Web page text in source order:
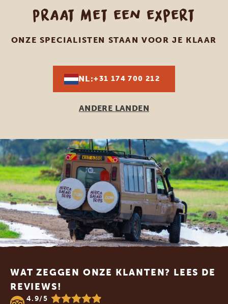
Praat met een expert
ONZE SPECIALISTEN STAAN VOOR JE KLAAR
NL:+31 174 700 212
ANDERE LANDEN
Footer
WAT ZEGGEN ONZE KLANTEN? LEES DE
REVIEWS!
4.9/5